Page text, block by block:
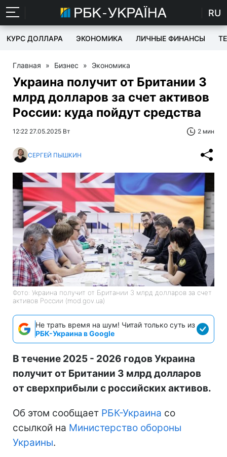
RU
КУРС ДОЛЛАРА ЭКОНОМИКА ЛИЧНЫЕ ФИНАНСЫ
Главная » Бизнес » Экономика
Украина получит от Британии 3
млрд долларов за счет активов
России: куда пойдут средства
12:22 27.05.2025 Вт 2 мин
СЕРГЕЙ ПЫШКИН
Фото: Украина получит от Британии 3 млрд долларов за счет
активов России (mod.gov.ua)
Не трать время на шум! Читай только суть из
РБК-Украина в Google
В течение 2025 - 2026 годов Украина
получит от Британии 3 млрд долларов
от сверхприбыли с российских активов.
Об этом сообщает РБК-Украина со
ссылкой на Министерство обороны
Украины.